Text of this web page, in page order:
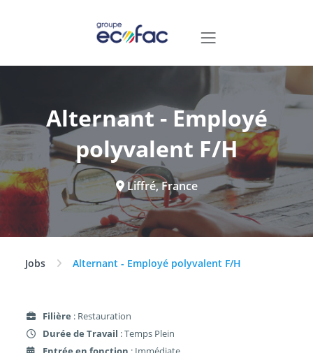
Alternant - Employé
polyvalent F/H
Liffré, France
Jobs Alternant - Employé polyvalent F/H
Filière : Restauration
Durée de Travail : Temps Plein